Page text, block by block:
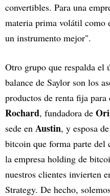
convertibles. Para una
materia prima volátil como
un instrumento mejor".
Otro grupo que respalda el
balance de Saylor son los
productos de renta fija para
Rochard, fundadora de
sede en Austin, y esposa
bitcoin que forma parte del
la empresa holding de
nuestros clientes invierten
Strategy. De hecho,